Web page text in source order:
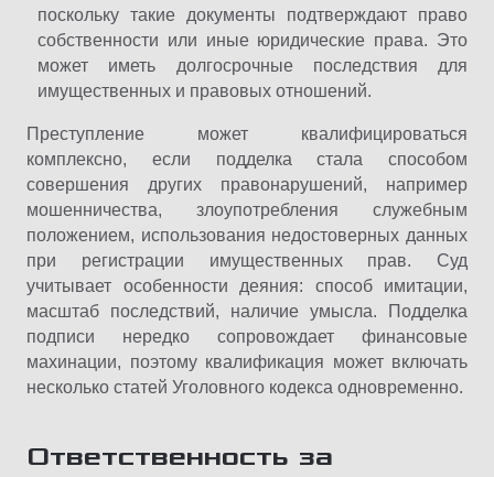
поскольку такие документы подтверждают право
собственности или иные юридические права. Это
может иметь долгосрочные последствия для
имущественных и правовых отношений.
Преступление может квалифицироваться
комплексно, если подделка стала способом
совершения других правонарушений, например
мошенничества, злоупотребления служебным
положением, использования недостоверных данных
при регистрации имущественных прав. Суд
учитывает особенности деяния: способ имитации,
масштаб последствий, наличие умысла. Подделка
подписи нередко сопровождает финансовые
махинации, поэтому квалификация может включать
несколько статей Уголовного кодекса одновременно.
Ответственность за